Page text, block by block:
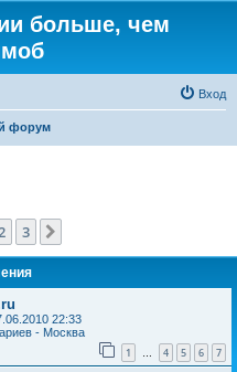
больше, чем
Вход
форум
3
22:33
- Москва
1 … 4 5 6 7